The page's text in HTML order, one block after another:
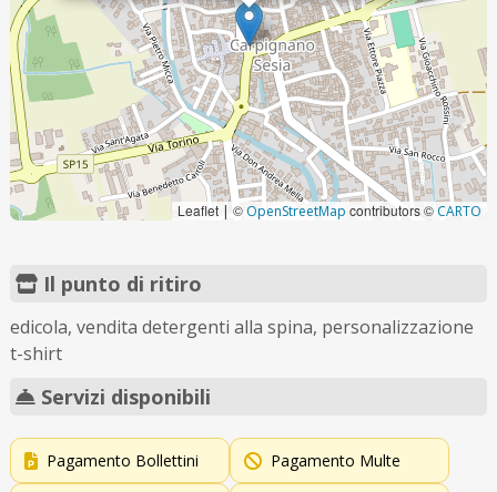
Leaflet | © OpenStreetMap contributors © CARTO
Il punto di ritiro
edicola, vendita detergenti alla spina, personalizzazione
t-shirt
Servizi disponibili
Pagamento Bollettini Pagamento Multe